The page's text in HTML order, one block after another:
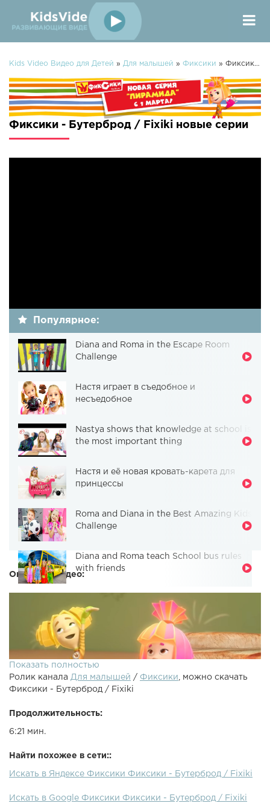
Kids Video Видео для Детей » Для малышей » Фиксики » Фиксики - Бутерброд / Fixiki
Фиксики - Бутерброд / Fixiki новые серии
Популярное:
Diana and Roma in the Escape Room
Challenge
Настя играет в съедобное и
несъедобное
Nastya shows that knowledge at school is
the most important thing
Настя и её новая кровать-карета для
принцессы
Roma and Diana in the Best Amazing Kids
Challenge
Diana and Roma teach School bus rules
with friends
Описание видео:
Смотреть серию Пирамида полностью - ДимДимыч и
бутерброда”. Правда ли, что бутерброд всегда падает
Нельзя бросать на пол вкусную и полезную еду!
Показать полностью
Ролик канала Для малышей / Фиксики
, можно скачать
Фиксики - Бутерброд / Fixiki
Продолжительность:
6:21 мин.
Найти похожее в сети::
Искать в Яндексе Фиксики Фиксики - Бутерброд / Fixiki
Искать в Google Фиксики Фиксики - Бутерброд / Fixiki